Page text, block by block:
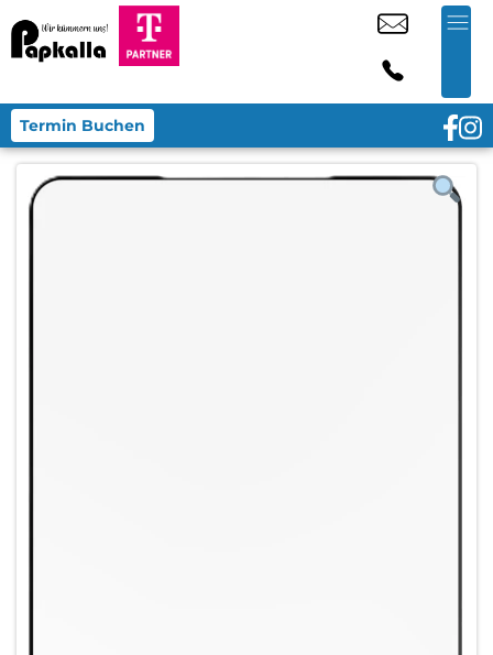
Termin Buchen